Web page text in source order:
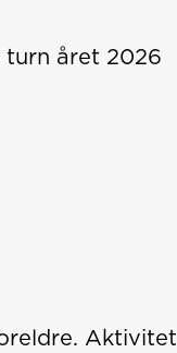
turn året 2026
Aktivitet